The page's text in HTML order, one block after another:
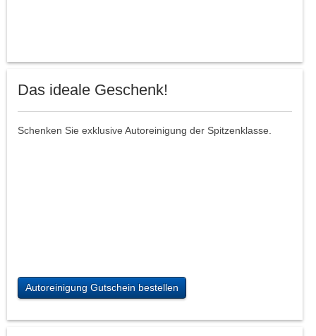
Das ideale Geschenk!
Schenken Sie exklusive Autoreinigung der Spitzenklasse.
Autoreinigung Gutschein bestellen